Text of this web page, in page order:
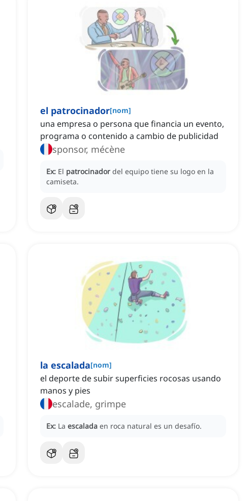
el patrocinador[nom]
una empresa o persona que financia un evento,
programa o contenido a cambio de publicidad
sponsor, mécène
Ex: El patrocinador del equipo tiene su logo en la
camiseta.
la escalada[nom]
el deporte de subir superficies rocosas usando
manos y pies
escalade, grimpe
Ex: La escalada en roca natural es un desafío.